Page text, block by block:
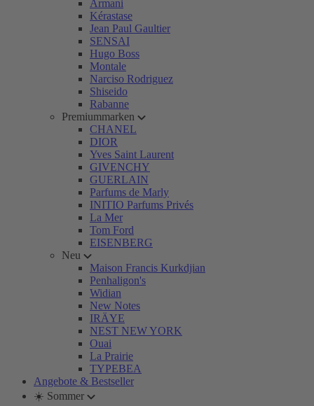
Armani
Kérastase
Jean Paul Gaultier
SENSAI
Hugo Boss
Montale
Narciso Rodriguez
Shiseido
Rabanne
Premiummarken
CHANEL
DIOR
Yves Saint Laurent
GIVENCHY
GUERLAIN
Parfums de Marly
INITIO Parfums Privés
La Mer
Tom Ford
EISENBERG
Neu
Maison Francis Kurkdjian
Penhaligon's
Widian
New Notes
IRÄYE
NEST NEW YORK
Ouai
La Prairie
TYPEBEA
Angebote & Bestseller
☀️ Sommer